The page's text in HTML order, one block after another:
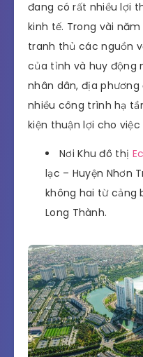
đang có rất nhiều lợi
kinh tế. Trong vài
tranh thủ các nguồn
của tỉnh và huy động
nhân dân, địa
nhiều công trình hạ
kiện thuận lợi cho
Nơi Khu đô thị
lạc – Huyện Nhơn
không hai từ cảng
Long Thành.